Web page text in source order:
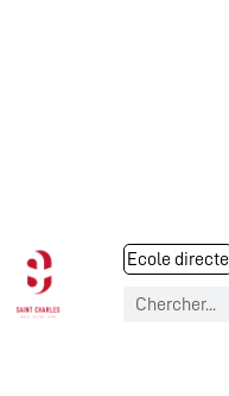
Ecole directe